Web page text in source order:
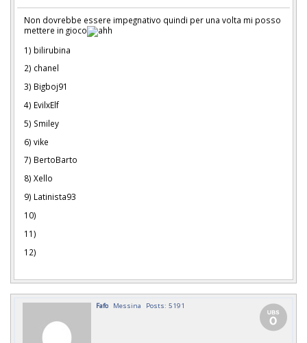
Non dovrebbe essere impegnativo quindi per una volta mi posso
mettere in gioco
1) bilirubina
2) chanel
3) Bigboj91
4) EvilxElf
5) Smiley
6) vike
7) BertoBarto
8) Xello
9) Latinista93
10)
11)
12)
Fafo Messina Posts: 5191